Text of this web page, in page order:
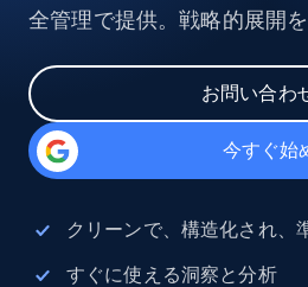
全管理で提供。戦略的展開
お問い合わ
今すぐ始
クリーンで、構造化され、
すぐに使える洞察と分析